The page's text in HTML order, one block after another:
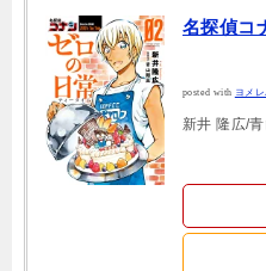
名探偵コ
posted with ヨメレ
新井 隆広/